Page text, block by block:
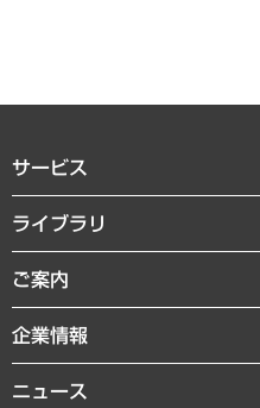
サービス
経営戦略
組織・人事戦略
デジタルイノベーション
共生・ダイバーシティ
ライブラリ
経済調査
レポート
コラム
ご案内
セミナー・イベント情報
MUFGビジネスセミナー
受託案件情報
企業情報
私たちの想い
ニュース